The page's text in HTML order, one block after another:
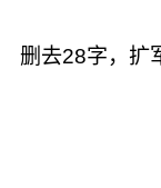
删去28字，扩